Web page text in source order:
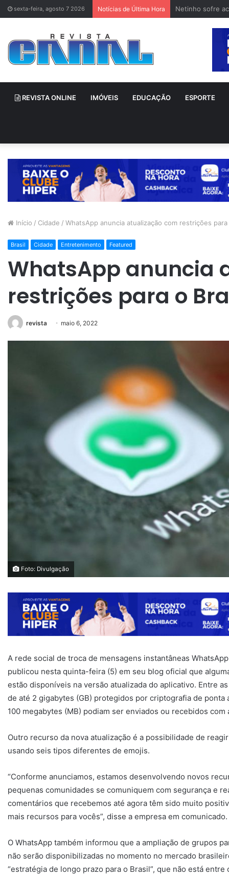
sexta-feira, agosto 7 2026 Notícias de Última Hora Netinho sofre
REVISTA ONLINE IMÓVEIS EDUCAÇÃO ESPORTE
Início / Cidade / WhatsApp anuncia atualização com restrições para
Brasil Cidade Entretenimento Featured
WhatsApp anuncia
restrições para o
revista maio 6, 2022
Foto: Divulgação
A rede social de troca de mensagens instantâneas
publicou nesta quinta-feira (5) em seu blog oficial que
estão disponíveis na versão atualizada do aplicativo. Entre
de até 2 gigabytes (GB) protegidos por criptografia de
100 megabytes (MB) podiam ser enviados ou recebidos com
Outro recurso da nova atualização é a possibilidade de
usando seis tipos diferentes de emojis.
“Conforme anunciamos, estamos desenvolvendo novos
pequenas comunidades se comuniquem com segurança e
comentários que recebemos até agora têm sido muito
mais recursos para vocês”, disse a empresa em comunicado.
O WhatsApp também informou que a ampliação de grupos
não serão disponibilizadas no momento no mercado
“estratégia de longo prazo para o Brasil”, que não está